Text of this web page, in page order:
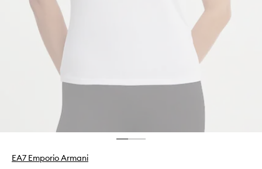
EA7 Emporio Armani